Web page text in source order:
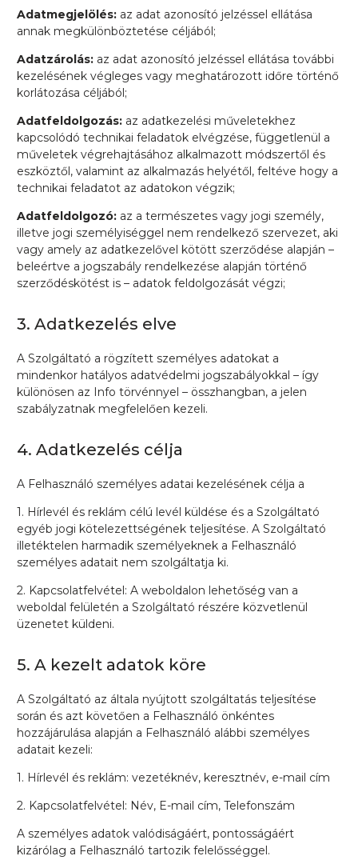
Adatmegjelölés: az adat azonosító jelzéssel ellátása
annak megkülönböztetése céljából;
Adatzárolás: az adat azonosító jelzéssel ellátása további
kezelésének végleges vagy meghatározott időre történő
korlátozása céljából;
Adatfeldolgozás: az adatkezelési műveletekhez
kapcsolódó technikai feladatok elvégzése, függetlenül a
műveletek végrehajtásához alkalmazott módszertől és
eszköztől, valamint az alkalmazás helyétől, feltéve hogy a
technikai feladatot az adatokon végzik;
Adatfeldolgozó: az a természetes vagy jogi személy,
illetve jogi személyiséggel nem rendelkező szervezet, aki
vagy amely az adatkezelővel kötött szerződése alapján –
beleértve a jogszabály rendelkezése alapján történő
szerződéskötést is – adatok feldolgozását végzi;
3. Adatkezelés elve
A Szolgáltató a rögzített személyes adatokat a
mindenkor hatályos adatvédelmi jogszabályokkal – így
különösen az Info törvénnyel – összhangban, a jelen
szabályzatnak megfelelően kezeli.
4. Adatkezelés célja
A Felhasználó személyes adatai kezelésének célja a
1. Hírlevél és reklám célú levél küldése és a Szolgáltató
egyéb jogi kötelezettségének teljesítése. A Szolgáltató
illetéktelen harmadik személyeknek a Felhasználó
személyes adatait nem szolgáltatja ki.
2. Kapcsolatfelvétel: A weboldalon lehetőség van a
weboldal felületén a Szolgáltató részére közvetlenül
üzenetet küldeni.
5. A kezelt adatok köre
A Szolgáltató az általa nyújtott szolgáltatás teljesítése
során és azt követően a Felhasználó önkéntes
hozzájárulása alapján a Felhasználó alábbi személyes
adatait kezeli:
1. Hírlevél és reklám: vezetéknév, keresztnév, e-mail cím
2. Kapcsolatfelvétel: Név, E-mail cím, Telefonszám
A személyes adatok valódiságáért, pontosságáért
kizárólag a Felhasználó tartozik felelősséggel.